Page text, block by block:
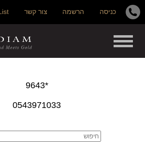
כניסה הרשמה צור קשר
*9643
0543971033